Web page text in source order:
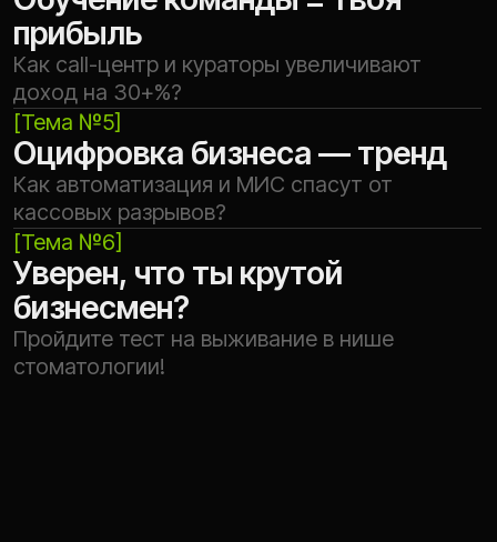
Медленное развитие бизнеса
//02
Call-центр и кураторы
не продают
//03